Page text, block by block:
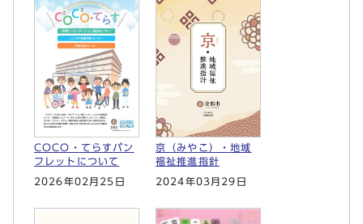
COCO・てらすパン
フレットについて
2026年02月25日
京（みやこ）・地域
福祉推進指針
2024年03月29日